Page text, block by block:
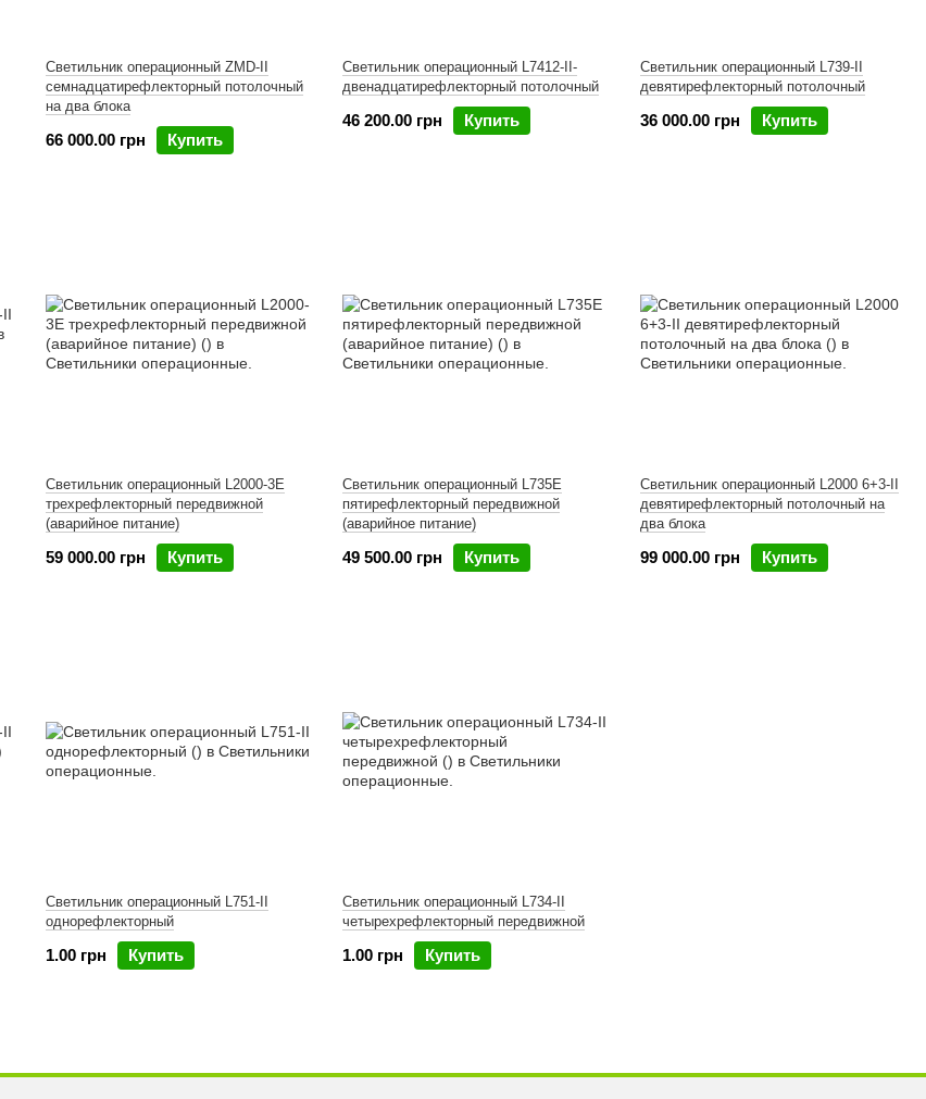
Светильник операционный ZMD-II
семнадцатирефлекторный потолочный
на два блока
66 000.00 грн Купить
Светильник операционный L7412-II-
двенадцатирефлекторный потолочный
46 200.00 грн Купить
Светильник операционный L739-II
девятирефлекторный потолочный
36 000.00 грн Купить
Светильник операционный L2000-3E
трехрефлекторный передвижной
(аварийное питание)
59 000.00 грн Купить
Светильник операционный L735Е
пятирефлекторный передвижной
(аварийное питание)
49 500.00 грн Купить
Светильник операционный L2000 6+3-II
девятирефлекторный потолочный на
два блока
99 000.00 грн Купить
Светильник операционный L751-II
однорефлекторный
1.00 грн Купить
Светильник операционный L734-II
четырехрефлекторный передвижной
1.00 грн Купить